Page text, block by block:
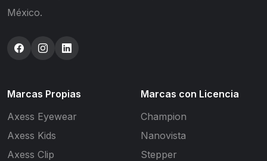
México.
Marcas Propias
Axess Eyewear
Axess Kids
Axess Clip
Marcas con Licencia
Champion
Nanovista
Stepper